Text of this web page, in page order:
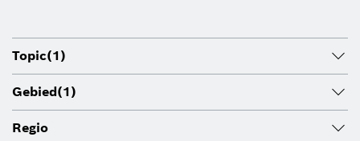
Topic(1)
Gebied(1)
Regio